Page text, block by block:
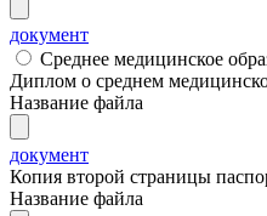
документ
Среднее медицинское
Диплом о среднем
Название файла
документ
Копия второй страницы
Название файла